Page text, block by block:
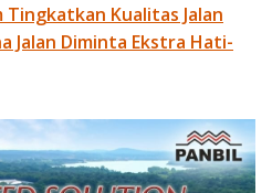
Tingkatkan Kualitas Jalan
Jalan Diminta Ekstra Hati-